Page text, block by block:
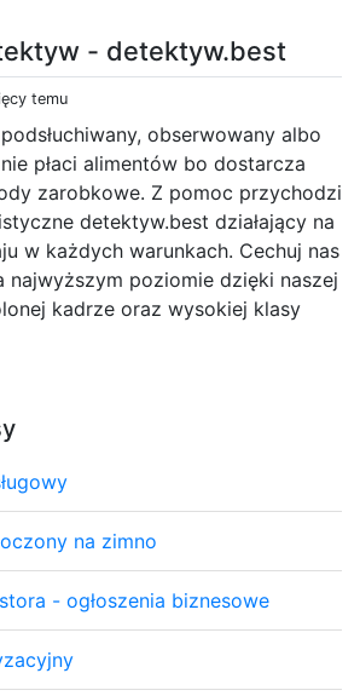
- detektyw.best
temu
obserwowany albo
płaci alimentów bo dostarcza
zarobkowe. Z pomoc przychodzi
detektyw.best działający na
w każdych warunkach. Cechuj nas
najwyższym poziomie dzięki naszej
kadrze oraz wysokiej klasy
na zimno
- ogłoszenia biznesowe